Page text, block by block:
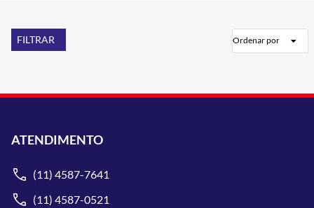
FILTRAR Ordenar por
ATENDIMENTO
(11) 4587-7641
(11) 4587-0521